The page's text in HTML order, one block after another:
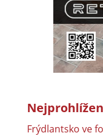
Frýdlantsko ve